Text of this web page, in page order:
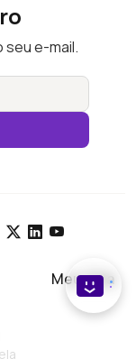
seu e-mail.
Meu Tela